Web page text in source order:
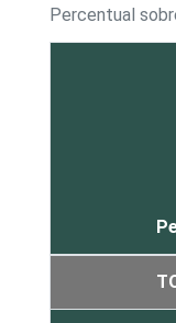
Percentual